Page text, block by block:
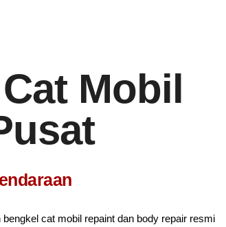
Mobil
cat mobil repaint dan body repair resmi